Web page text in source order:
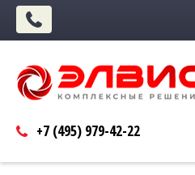
+7 (495) 979-42-22